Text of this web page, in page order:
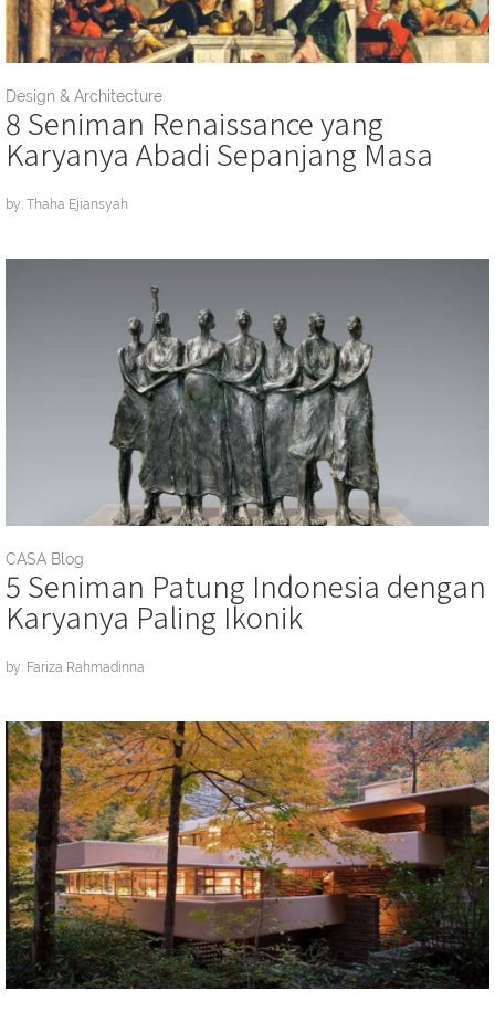
Design & Architecture
8 Seniman Renaissance yang
Karyanya Abadi Sepanjang Masa
by: Thaha Ejiansyah
CASA Blog
5 Seniman Patung Indonesia dengan
Karyanya Paling Ikonik
by: Fariza Rahmadinna